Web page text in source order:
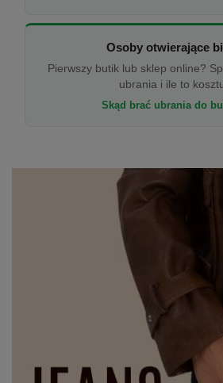
Osoby otwierające
Pierwszy butik lub sklep online?
ubrania i ile to
Skąd brać ubrania do